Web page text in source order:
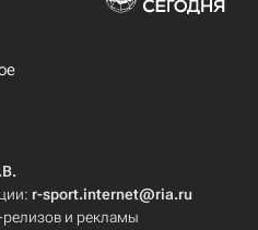
r-sport.internet@ria.ru
и рекламы